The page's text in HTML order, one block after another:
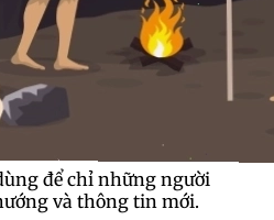
để chỉ những người
và thông tin mới.